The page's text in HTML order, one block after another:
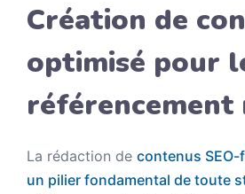
Création de
optimisé pour
La rédaction de contenus
un pilier fondamental de toute